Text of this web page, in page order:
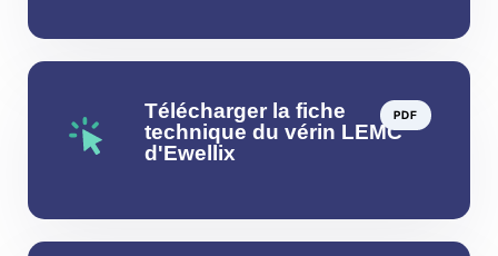
PDF
Télécharger la fiche
technique du vérin LEMC
d'Ewellix